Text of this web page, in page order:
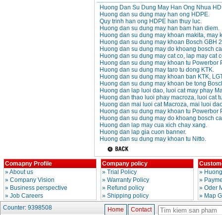
Huong Dan Su Dung May Han Ong Nhua
Huong dan su dung may han ong HDPE.
Quy trinh han ong HDPE han thuy luc.
Huong dan su dung may han bam han diem.
Huong dan su dung may khoan makita, may
Huong dan su dung may khoan Bosch GBH
Huong dan su dung may do khoang bosch
Huong dan su dung may cat co, lap may cat
Huong dan su dung may khoan tu Powerbor
Huong dan su dung may taro tu dong KTK.
Huong dan su dung may khoan ban KTK,
Huong dan su dung may khoan be tong
Huong dan lap luoi dao, luoi cat may phay
Huong dan thao luoi phay macroza, luoi cat
Huong dan mai luoi cat Macroza, mai luoi
Huong dan su dung may khoan tu Powerbor
Huong dan su dung may do khoang bosch
Huong dan lap may cua xich chay xang.
Huong dan lap gia cuon banner.
Huong dan su dung may khoan tu Nitto.
Comapny Profile
»About us
» Company Vision
» Business perspective
» Job Careers
Company policy
» Trial Policy
» Warranty Policy
» Refund policy
» Shipping policy
»
»
» Oder
» Map
Counter: 9398508
Home Contact